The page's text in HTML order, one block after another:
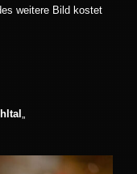
weitere Bild kostet
„